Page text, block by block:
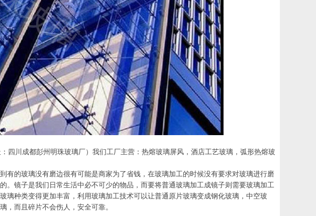
四川成都彭州明珠玻璃厂）我们工厂主营：热熔玻璃屏风，酒店工艺玻璃，弧形热熔玻
有的玻璃没有磨边很有可能是商家为了省钱，在玻璃加工的时候没有要求对玻璃进行磨
。镜子是我们日常生活中必不可少的物品，而要将普通玻璃加工成镜子则需要玻璃加工
璃种类变得更加丰富，利用玻璃加工技术可以让普通原片玻璃变成钢化玻璃，中空玻
，而且碎片不会伤人，安全可靠。